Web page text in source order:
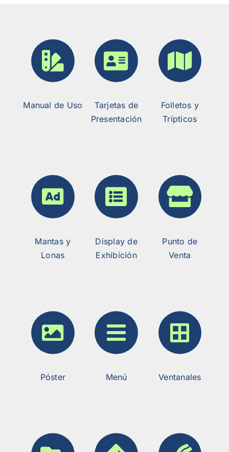
Manual de Uso
Tarjetas de
Presentación
Folletos y
Trípticos
Mantas y
Lonas
Display de
Exhibición
Punto de
Venta
Póster Menú Ventanales